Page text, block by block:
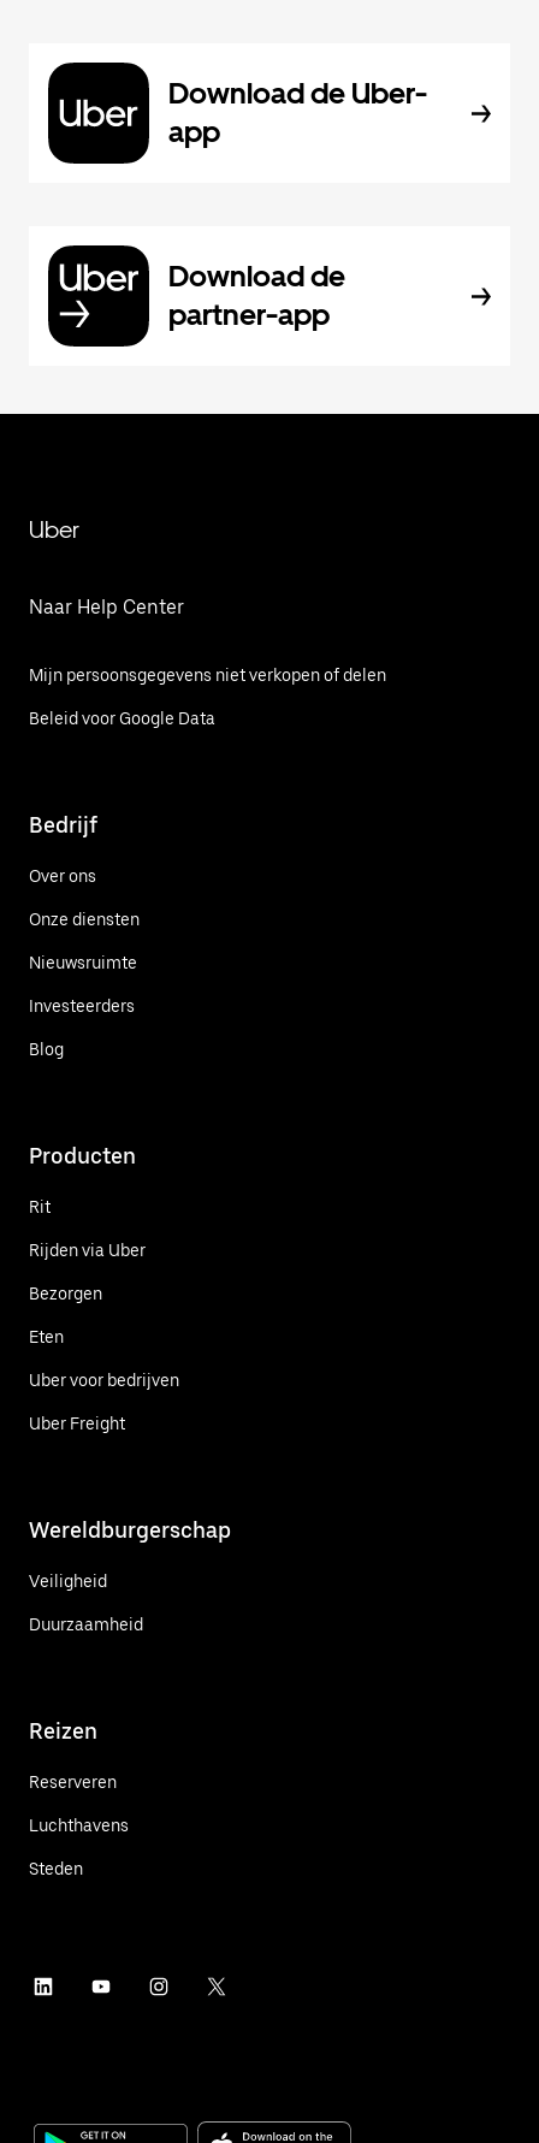
Download de Uber-
app
Download de
partner-app
Uber
Naar Help Center
Mijn persoonsgegevens niet verkopen of delen
Beleid voor Google Data
Bedrijf
Over ons
Onze diensten
Nieuwsruimte
Investeerders
Blog
Producten
Rit
Rijden via Uber
Bezorgen
Eten
Uber voor bedrijven
Uber Freight
Wereldburgerschap
Veiligheid
Duurzaamheid
Reizen
Reserveren
Luchthavens
Steden